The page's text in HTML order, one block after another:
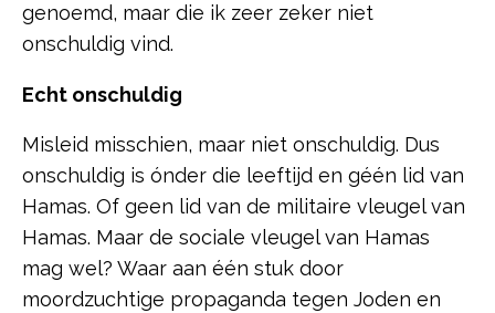
genoemd, maar die ik zeer zeker niet
onschuldig vind.
Echt onschuldig
Misleid misschien, maar niet onschuldig. Dus
onschuldig is ónder die leeftijd en géén lid van
Hamas. Of geen lid van de militaire vleugel van
Hamas. Maar de sociale vleugel van Hamas
mag wel? Waar aan één stuk door
moordzuchtige propaganda tegen Joden en